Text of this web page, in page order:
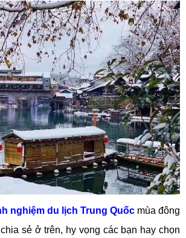
nghiệm du lịch Trung Quốc mùa đông
sẻ ở trên, hy vọng các bạn hay chọn